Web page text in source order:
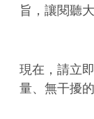
旨，讓閱聽
現在，請立
量、無干擾